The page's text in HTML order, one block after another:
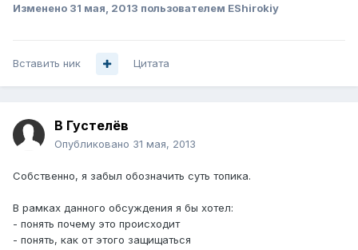
Изменено 31 мая, 2013 пользователем EShirokiy
Вставить ник Цитата
В Густелёв
Опубликовано 31 мая, 2013
Собственно, я забыл обозначить суть топика.
В рамках данного обсуждения я бы хотел:
- понять почему это происходит
- понять, как от этого защищаться